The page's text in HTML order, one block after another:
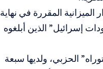
المقررة في نهاية
إسرائيل” الذين أبلغوه
الحزبي، ولديها سبعة